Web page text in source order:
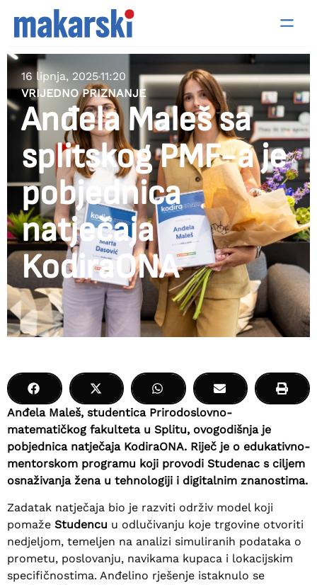
16 lipnja, 202511:20
VRIJEDNO PRIZNANJE
Anđela Maleš sa
splitskog PMF-a je
pobjednica
natječaja
KodiraONA
Anđela Maleš, studentica Prirodoslovno-
matematičkog fakultetau Splitu, ovogodišnja je
pobjednica natječaja KodiraONA. Riječ je o edukativno-
mentorskom programu koji provodi Studenac s ciljem
osnaživanja žena u tehnologiji i digitalnim znanostima.
Zadatak natječaja bio je razviti održiv model koji
pomaže Studencu u odlučivanju koje trgovine otvoriti
nedjeljom, temeljen na analizi simuliranih podataka o
prometu, poslovanju, navikama kupaca i lokacijskim
specifičnostima. Anđelino rješenje istaknulo se